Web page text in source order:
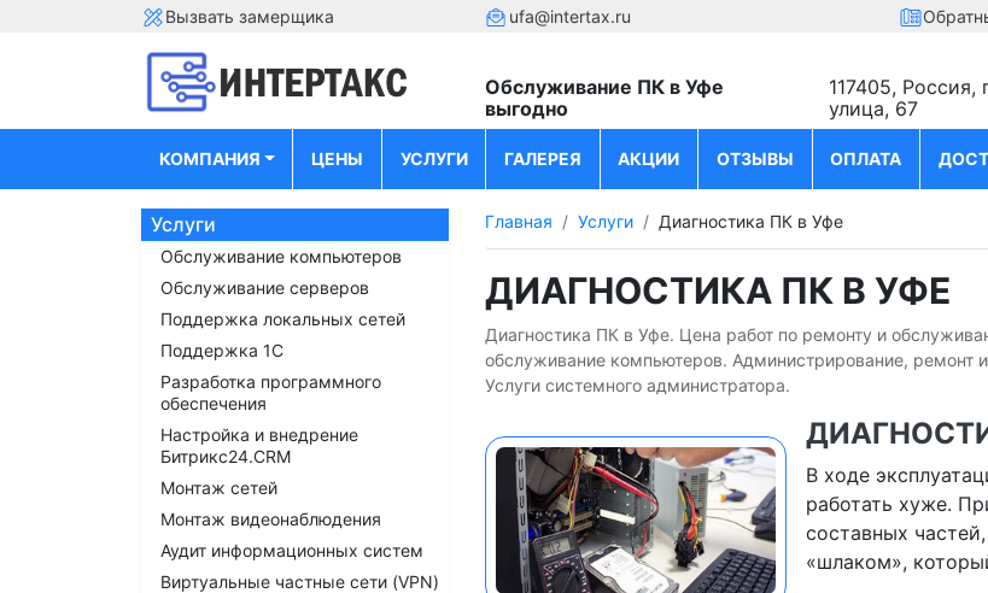
Вызвать замерщика ufa@intertax.ru
Обслуживание ПК в Уфе
выгодно
117405, Россия,
улица, 67
КОМПАНИЯ ЦЕНЫ УСЛУГИ ГАЛЕРЕЯ АКЦИИ ОТЗЫВЫ ОПЛАТА
Услуги
Обслуживание компьютеров
Обслуживание серверов
Поддержка локальных сетей
Поддержка 1С
Разработка программного
обеспечения
Настройка и внедрение
Битрикс24.CRM
Монтаж сетей
Монтаж видеонаблюдения
Аудит информационных систем
Виртуальные частные сети (VPN)
Главная Услуги Диагностика ПК в Уфе
ДИАГНОСТИКА ПК В УФЕ
Диагностика ПК в Уфе. Цена работ по ремонту и
обслуживание компьютеров. Администрирование,
Услуги системного администратора.
В ходе
работать хуже.
составных
«шлаком»,